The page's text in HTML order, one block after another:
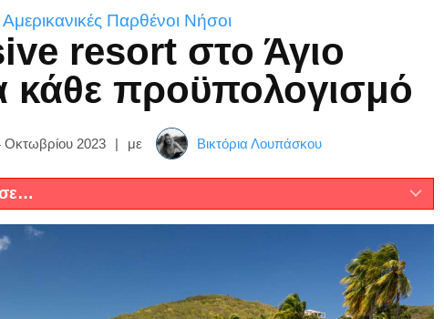
Αμερικανικές Παρθένοι Νήσοι
resort στο Άγιο
κάθε προϋπολογισμό
Οκτωβρίου 2023 | με Βικτόρια Λουπάσκου